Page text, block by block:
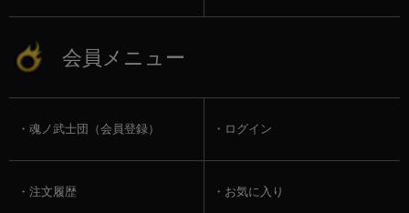
会員メニュー
魂ノ武士団（会員登録） ログイン
注文履歴 お気に入り